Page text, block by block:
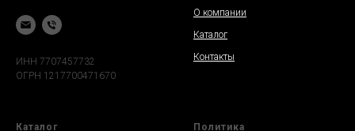
ИНН 7707457732
ОГРН 1217700471670
О компании
Каталог
Контакты
Каталог Политика